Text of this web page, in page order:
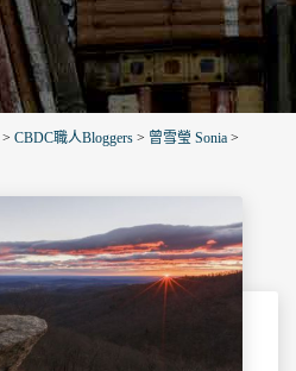
> CBDC職人Bloggers > 曾雪瑩 Sonia >